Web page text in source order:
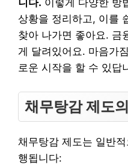
니다. 이렇게 다양한 방
상황을 정리하고, 이를
찾아 나가면 좋아요. 금
게 달려있어요. 마음가
로운 시작을 할 수 있답
채무탕감 제도
채무탕감 제도는 일반
행됩니다: